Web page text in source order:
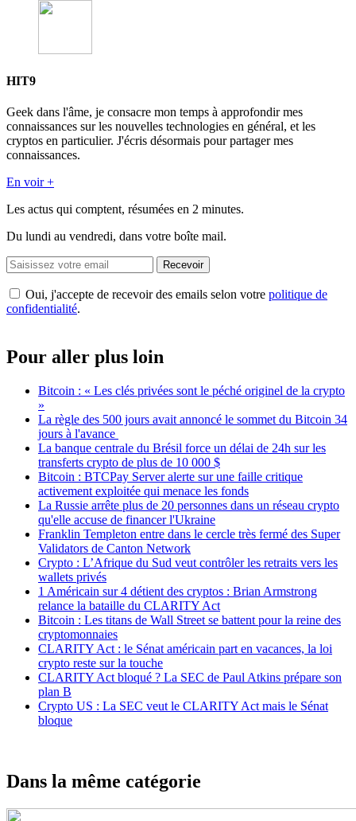
HIT9
Geek dans l'âme, je consacre mon temps à approfondir mes
connaissances sur les nouvelles technologies en général, et les
cryptos en particulier. J'écris désormais pour partager mes
connaissances.
En voir +
Les actus qui comptent, résumées en 2 minutes.
Du lundi au vendredi, dans votre boîte mail.
Recevoir
Oui, j'accepte de recevoir des emails selon votre politique de
confidentialité.
Pour aller plus loin
Bitcoin : « Les clés privées sont le péché originel de la crypto
»
La règle des 500 jours avait annoncé le sommet du Bitcoin 34
jours à l'avance
La banque centrale du Brésil force un délai de 24h sur les
transferts crypto de plus de 10 000 $
Bitcoin : BTCPay Server alerte sur une faille critique
activement exploitée qui menace les fonds
La Russie arrête plus de 20 personnes dans un réseau crypto
qu'elle accuse de financer l'Ukraine
Franklin Templeton entre dans le cercle très fermé des Super
Validators de Canton Network
Crypto : L’Afrique du Sud veut contrôler les retraits vers les
wallets privés
1 Américain sur 4 détient des cryptos : Brian Armstrong
relance la bataille du CLARITY Act
Bitcoin : Les titans de Wall Street se battent pour la reine des
cryptomonnaies
CLARITY Act : le Sénat américain part en vacances, la loi
crypto reste sur la touche
CLARITY Act bloqué ? La SEC de Paul Atkins prépare son
plan B
Crypto US : La SEC veut le CLARITY Act mais le Sénat
bloque
Dans la même catégorie